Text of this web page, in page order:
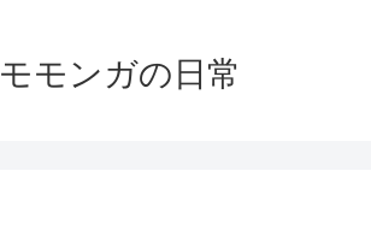
モモンガの日常